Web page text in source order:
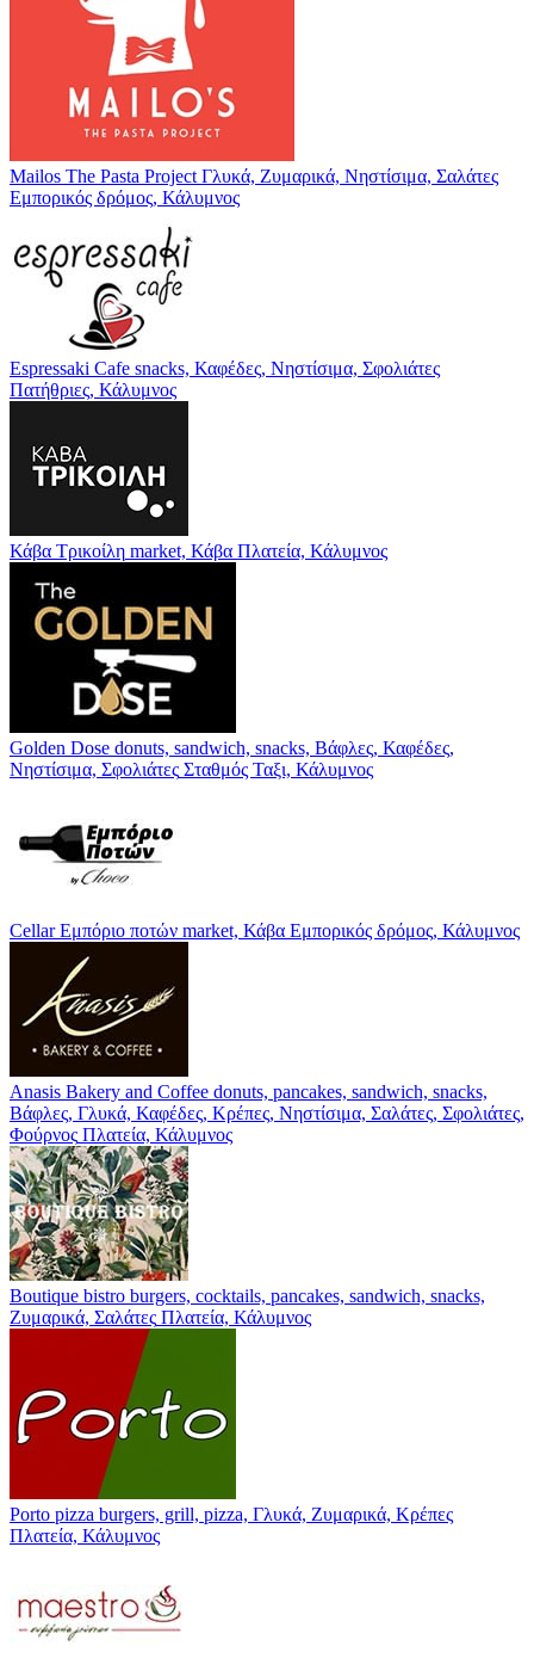
Mailos The Pasta Project Γλυκά, Ζυμαρικά, Νηστίσιμα, Σαλάτες
Εμπορικός δρόμος, Κάλυμνος
Espressaki Cafe snacks, Καφέδες, Νηστίσιμα, Σφολιάτες
Πατήθριες, Κάλυμνος
Κάβα Τρικοίλη market, Κάβα Πλατεία, Κάλυμνος
Golden Dose donuts, sandwich, snacks, Βάφλες, Καφέδες,
Νηστίσιμα, Σφολιάτες Σταθμός Ταξι, Κάλυμνος
Cellar Εμπόριο ποτών market, Κάβα Εμπορικός δρόμος, Κάλυμνος
Anasis Bakery and Coffee donuts, pancakes, sandwich, snacks,
Βάφλες, Γλυκά, Καφέδες, Κρέπες, Νηστίσιμα, Σαλάτες, Σφολιάτες,
Φούρνος Πλατεία, Κάλυμνος
Boutique bistro burgers, cocktails, pancakes, sandwich, snacks,
Ζυμαρικά, Σαλάτες Πλατεία, Κάλυμνος
Porto pizza burgers, grill, pizza, Γλυκά, Ζυμαρικά, Κρέπες
Πλατεία, Κάλυμνος